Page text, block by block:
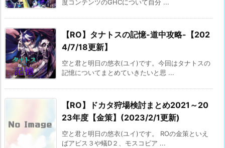
度コンテンツのGHCについて自分 ...
【RO】タナトスの記憶-道中攻略-【202
4/7/18更新】
空と君と明日の悠衣(ユイ)です。今回はタナトスの
記憶についてまとめていきたいと思 ...
【RO】ドカタ狩場検討まとめ2021～20
23年度【金策】(2023/2/1更新)
空と君と明日の悠衣(ユイ)です。 ROの金策といえ
ばアビス３や蟻D２、モスコビア ...